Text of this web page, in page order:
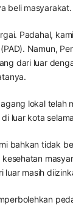
beli masyarakat.
Padahal,
Namun,
dari luar
lokal telah
luar kota
bahkan tidak
masih